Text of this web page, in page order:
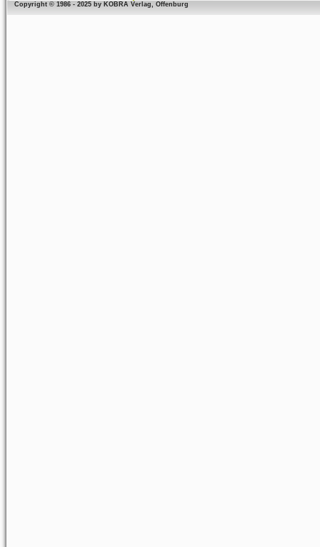
Copyright © 1986 - 2025 by KOBRA Verlag, Offenburg